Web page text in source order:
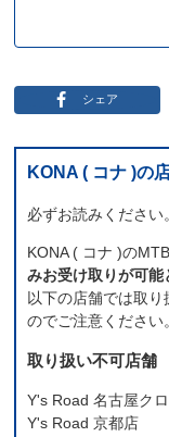
シェア
KONA ( コナ )の
必ずお読みください
KONA ( コナ )の
みお受け取りが可能
以下の店舗では取
のでご注意ください
取り扱い不可店舗
Y's Road 名古屋ク
Y's Road 京都店